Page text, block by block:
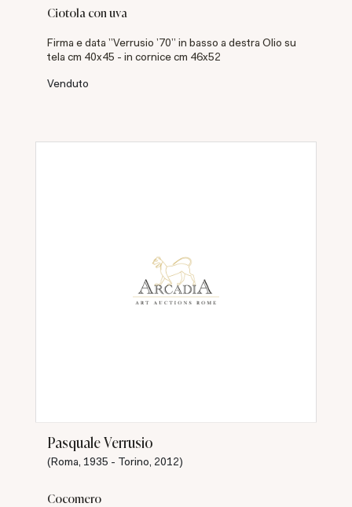
Ciotola con uva
Firma e data "Verrusio '70" in basso a destra Olio su
tela cm 40x45 - in cornice cm 46x52
Venduto
Pasquale Verrusio
(Roma, 1935 - Torino, 2012)
Cocomero